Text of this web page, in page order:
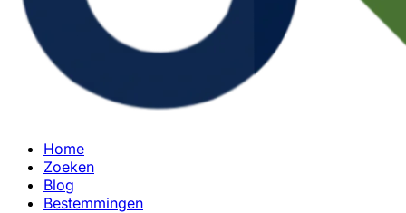
Home
Zoeken
Blog
Bestemmingen